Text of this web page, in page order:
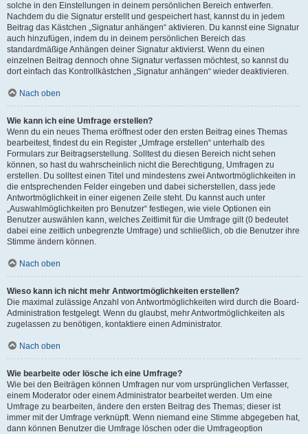
solche in den Einstellungen in deinem persönlichen Bereich entwerfen.
Nachdem du die Signatur erstellt und gespeichert hast, kannst du in jedem
Beitrag das Kästchen „Signatur anhängen“ aktivieren. Du kannst eine Signatur
auch hinzufügen, indem du in deinem persönlichen Bereich das
standardmäßige Anhängen deiner Signatur aktivierst. Wenn du einen
einzelnen Beitrag dennoch ohne Signatur verfassen möchtest, so kannst du
dort einfach das Kontrollkästchen „Signatur anhängen“ wieder deaktivieren.
Nach oben
Wie kann ich eine Umfrage erstellen?
Wenn du ein neues Thema eröffnest oder den ersten Beitrag eines Themas
bearbeitest, findest du ein Register „Umfrage erstellen“ unterhalb des
Formulars zur Beitragserstellung. Solltest du diesen Bereich nicht sehen
können, so hast du wahrscheinlich nicht die Berechtigung, Umfragen zu
erstellen. Du solltest einen Titel und mindestens zwei Antwortmöglichkeiten in
die entsprechenden Felder eingeben und dabei sicherstellen, dass jede
Antwortmöglichkeit in einer eigenen Zeile steht. Du kannst auch unter
„Auswahlmöglichkeiten pro Benutzer“ festlegen, wie viele Optionen ein
Benutzer auswählen kann, welches Zeitlimit für die Umfrage gilt (0 bedeutet
dabei eine zeitlich unbegrenzte Umfrage) und schließlich, ob die Benutzer ihre
Stimme ändern können.
Nach oben
Wieso kann ich nicht mehr Antwortmöglichkeiten erstellen?
Die maximal zulässige Anzahl von Antwortmöglichkeiten wird durch die Board-
Administration festgelegt. Wenn du glaubst, mehr Antwortmöglichkeiten als
zugelassen zu benötigen, kontaktiere einen Administrator.
Nach oben
Wie bearbeite oder lösche ich eine Umfrage?
Wie bei den Beiträgen können Umfragen nur vom ursprünglichen Verfasser,
einem Moderator oder einem Administrator bearbeitet werden. Um eine
Umfrage zu bearbeiten, ändere den ersten Beitrag des Themas; dieser ist
immer mit der Umfrage verknüpft. Wenn niemand eine Stimme abgegeben hat,
dann können Benutzer die Umfrage löschen oder die Umfrageoption